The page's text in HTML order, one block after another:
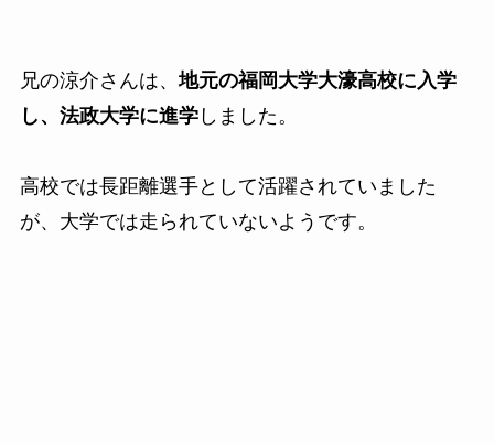
兄の涼介さんは、地元の福岡大学大濠高校に入学
し、法政大学に進学しました。
高校では長距離選手として活躍されていました
が、大学では走られていないようです。